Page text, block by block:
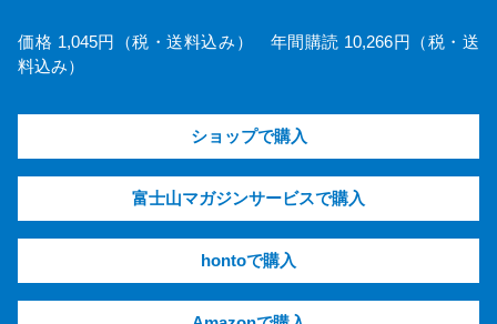
価格 1,045円（税・送料込み） 年間購読 10,266円（税・送
料込み）
ショップで購入
富士山マガジンサービスで購入
hontoで購入